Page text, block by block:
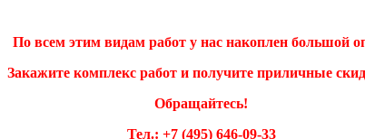
По всем этим видам работ у нас накоплен большой
Закажите комплекс работ и получите приличные
Обращайтесь!
Тел.: +7 (495) 646-09-33